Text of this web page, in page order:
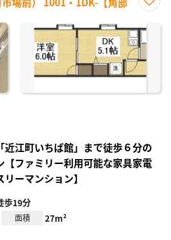
に入
り登
録
近江町いちば館」まで徒歩６分の
ファミリー利用可能な家具家電
ーマンション】
歩19分
面積 27m²